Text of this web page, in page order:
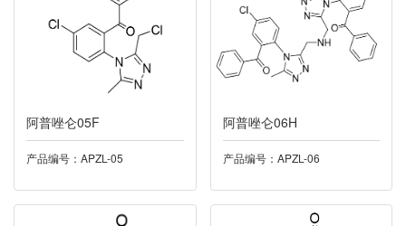
022酮洛芬
024普拉洛芬
025利奈唑胺
026盐酸达拉他韦
阿普唑仑05F
产品编号：APZL-05
阿普唑仑06H
产品编号：APZL-06